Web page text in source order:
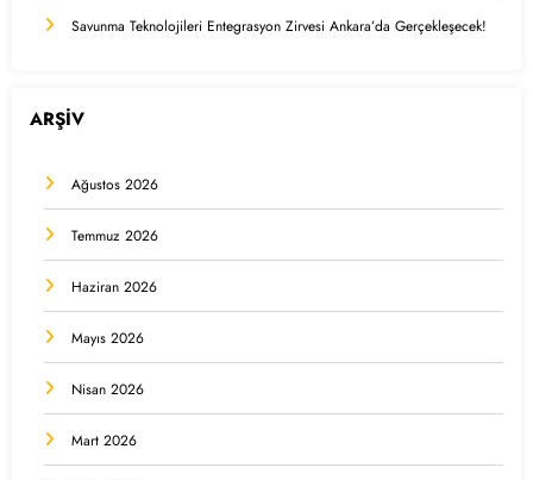
Savunma Teknolojileri Entegrasyon Zirvesi Ankara’da Gerçekleşecek!
ARŞİV
Ağustos 2026
Temmuz 2026
Haziran 2026
Mayıs 2026
Nisan 2026
Mart 2026